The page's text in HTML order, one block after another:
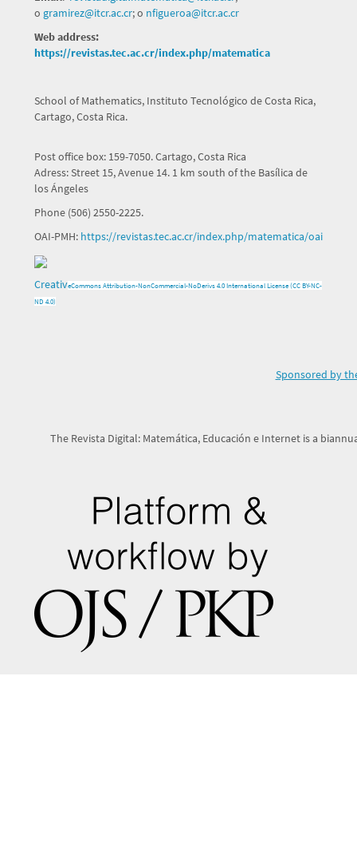
o gramirez@itcr.ac.cr; o nfigueroa@itcr.ac.cr
Web address:
https://revistas.tec.ac.cr/index.php/matematica
School of Mathematics, Instituto Tecnológico de Costa Rica,
Cartago, Costa Rica.
Post office box: 159-7050. Cartago, Costa Rica
Adress: Street 15, Avenue 14. 1 km south of the Basílica de
los Ángeles
Phone (506) 2550-2225.
OAI-PMH: https://revistas.tec.ac.cr/index.php/matematica/oai
CreativeCommons Attribution-NonCommercial-NoDerivs 4.0 International License (CC BY-NC-
ND 4.0)
Sponsored by
The Revista Digital: Matemática, Educación e Internet is a